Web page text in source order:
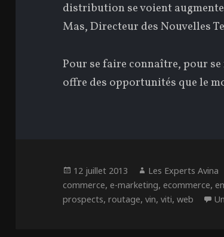
distribution se voient
Mas, Directeur des Nouvelles
Pour se faire connaître, pour
offre des opportunités que le
Publié
le
12 juillet 2013 Auteur
Les Experts Avina
commerce,e-marketing,ecommerce,
prospects,routage,vin,viti,web